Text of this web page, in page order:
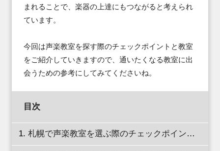
まれることで、楽器の上達にもつながると考えられ
ています。
今回は声楽教室を探す際のチェックポイントと教室
をご紹介していきますので、通いたくなる教室に出
会うための参考にしてみてくださいね。
目次
札幌で声楽教室を選ぶ際のチェックポイントを徹底解説！